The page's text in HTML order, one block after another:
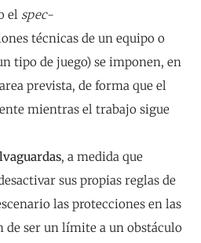
el spec-
técnicas de un equipo o
tipo de juego) se imponen, en
prevista, de forma que el
mientras el trabajo sigue
, a medida que
sus propias reglas de
las protecciones en las
de ser un límite a un obstáculo